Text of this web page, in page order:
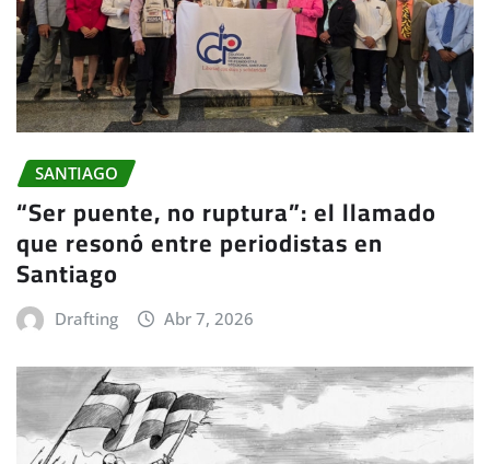
SANTIAGO
“Ser puente, no ruptura”: el llamado
que resonó entre periodistas en
Santiago
Drafting Abr 7, 2026